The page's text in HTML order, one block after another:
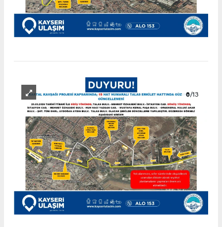
6/13